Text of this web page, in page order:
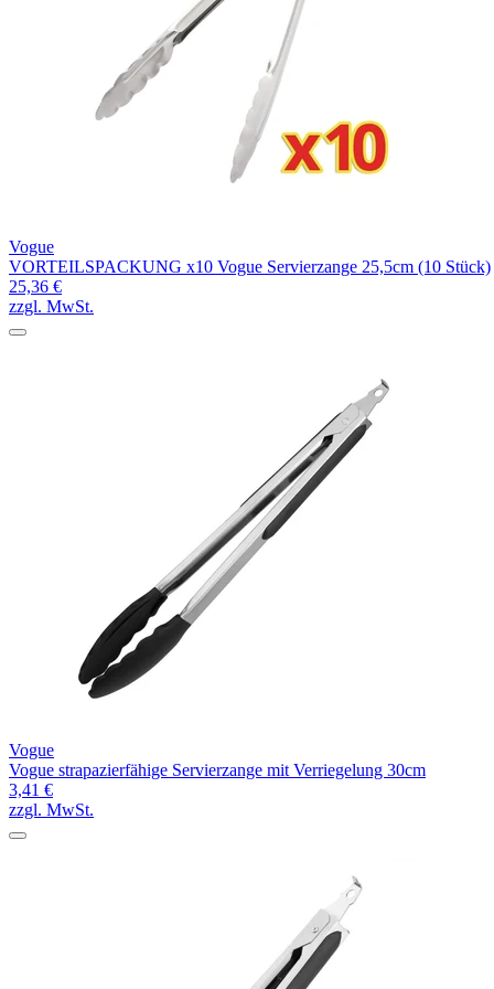
Vogue
VORTEILSPACKUNG x10 Vogue Servierzange 25,5cm (10 Stück)
25,36 €
zzgl. MwSt.
Vogue
Vogue strapazierfähige Servierzange mit Verriegelung 30cm
3,41 €
zzgl. MwSt.